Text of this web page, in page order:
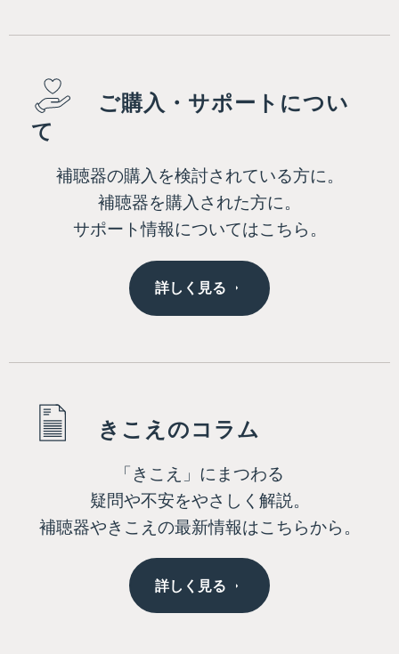
ご購入・サポートについ
て
補聴器の購入を検討されている方に。
補聴器を購入された方に。
サポート情報についてはこちら。
詳しく見る
きこえのコラム
「きこえ」にまつわる
疑問や不安をやさしく解説。
補聴器やきこえの最新情報はこちらから。
詳しく見る